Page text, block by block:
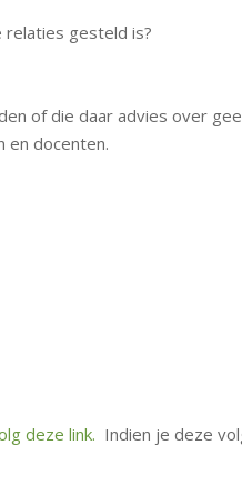
relaties gesteld is?
of die daar advies over
en docenten.
deze link. Indien je deze